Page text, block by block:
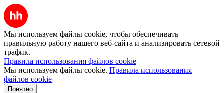
Мы используем файлы cookie, чтобы обеспечивать
правильную работу нашего веб-сайта и анализировать сетевой
трафик.
Правила использования файлов cookie
Мы используем файлы cookie. Правила использования
файлов cookie
Понятно